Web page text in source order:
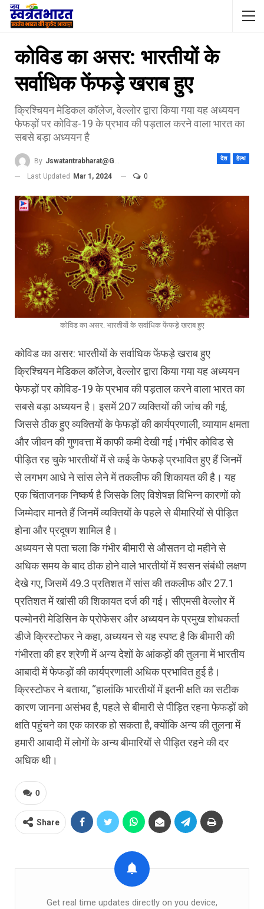
कोविड का असर: भारतीयों के
सर्वाधिक फेंफड़े खराब हुए
क्रिश्चियन मेडिकल कॉलेज, वेल्लोर द्वारा किया गया यह अध्ययन
फेफड़ों पर कोविड-19 के प्रभाव की पड़ताल करने वाला भारत का
सबसे बड़ा अध्ययन है
देश हेल्थ
By Jswatantrabharat@gmail.com
Last Updated Mar 1, 2024 0
कोविड का असर: भारतीयों के सर्वाधिक फेंफड़े खराब हुए
कोविड का असर: भारतीयों के सर्वाधिक फेंफड़े खराब हुए
क्रिश्चियन मेडिकल कॉलेज, वेल्लोर द्वारा किया गया यह अध्ययन
फेफड़ों पर कोविड-19 के प्रभाव की पड़ताल करने वाला भारत का
सबसे बड़ा अध्ययन है। इसमें 207 व्यक्तियों की जांच की गई,
जिससे ठीक हुए व्यक्तियों के फेफड़ों की कार्यप्रणाली, व्यायाम क्षमता
और जीवन की गुणवत्ता में काफी कमी देखी गई।गंभीर कोविड से
पीड़ित रह चुके भारतीयों में से कई के फेफड़े प्रभावित हुए हैं जिनमें
से लगभग आधे ने सांस लेने में तकलीफ की शिकायत की है। यह
एक चिंताजनक निष्कर्ष है जिसके लिए विशेषज्ञ विभिन्न कारणों को
जिम्मेदार मानते हैं जिनमें व्यक्तियों के पहले से बीमारियों से पीड़ित
होना और प्रदूषण शामिल है।
अध्ययन से पता चला कि गंभीर बीमारी से औसतन दो महीने से
अधिक समय के बाद ठीक होने वाले भारतीयों में श्वसन संबंधी लक्षण
देखे गए, जिसमें 49.3 प्रतिशत में सांस की तकलीफ और 27.1
प्रतिशत में खांसी की शिकायत दर्ज की गई। सीएमसी वेल्लोर में
पल्मोनरी मेडिसिन के प्रोफेसर और अध्ययन के प्रमुख शोधकर्ता
डीजे क्रिस्टोफर ने कहा, अध्ययन से यह स्पष्ट है कि बीमारी की
गंभीरता की हर श्रेणी में अन्य देशों के आंकड़ों की तुलना में भारतीय
आबादी में फेफड़ों की कार्यप्रणाली अधिक प्रभावित हुई है।
क्रिस्टोफर ने बताया, ‘‘हालांकि भारतीयों में इतनी क्षति का सटीक
कारण जानना असंभव है, पहले से बीमारी से पीड़ित रहना फेफड़ों को
क्षति पहुंचने का एक कारक हो सकता है, क्योंकि अन्य की तुलना में
हमारी आबादी में लोगों के अन्य बीमारियों से पीड़ित रहने की दर
अधिक थी।
0
Share
Get real time updates directly on you device,